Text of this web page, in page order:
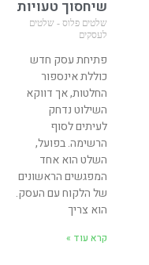
שיחסוך טעויות
שלטים פלוס - שלטים
לעסקים
פתיחת עסק חדש
כוללת אינספור
החלטות, אך דווקא
השילוט נדחק
לעיתים לסוף
הרשימה. בפועל,
השלט הוא אחד
המפגשים הראשונים
של הלקוח עם העסק.
הוא צריך
קרא עוד »